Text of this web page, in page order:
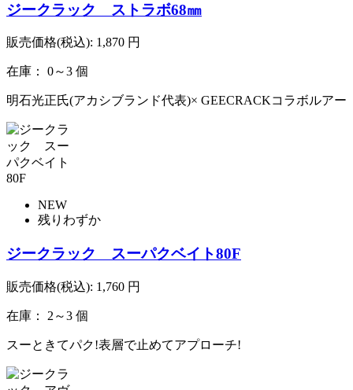
ジークラック ストラボ68㎜
販売価格(税込): 1,870 円
在庫： 0～3 個
明石光正氏(アカシブランド代表)× GEECRACKコラボルアー
NEW
残りわずか
ジークラック スーパクベイト80F
販売価格(税込): 1,760 円
在庫： 2～3 個
スーときてパク!表層で止めてアプローチ!